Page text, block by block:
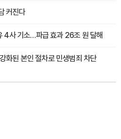
커진다
4사 기소…파급 효과 26조 원 달해
화된 본인 절차로 민생범죄 차단